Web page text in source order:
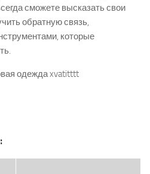
сможете высказать свои
обратную связь,
которые
одежда xvatitttt